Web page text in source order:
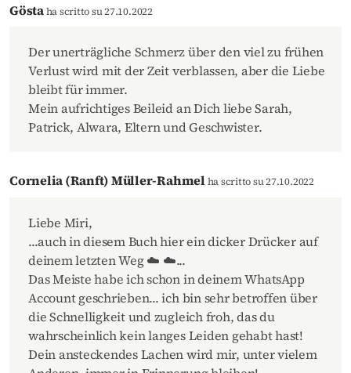
Göstaha scritto su 27.10.2022
Der unerträgliche Schmerz über den viel zu frühen
Verlust wird mit der Zeit verblassen, aber die Liebe
bleibt für immer.
Mein aufrichtiges Beileid an Dich liebe Sarah,
Patrick, Alwara, Eltern und Geschwister.
Cornelia (Ranft) Müller-Rahmel ha scritto su 27.10.2022
Liebe Miri,
...auch in diesem Buch hier ein dicker Drücker auf
deinem letzten Weg ☁️ ☁️...
Das Meiste habe ich schon in deinem WhatsApp
Account geschrieben... ich bin sehr betroffen über
die Schnelligkeit und zugleich froh, das du
wahrscheinlich kein langes Leiden gehabt hast!
Dein ansteckendes Lachen wird mir, unter vielem